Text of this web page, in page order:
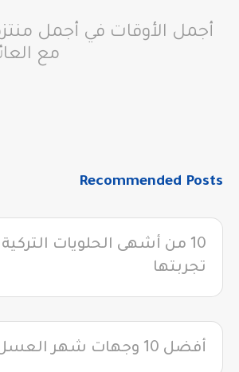
أجمل الأوقات في أجمل
مع
Recommended Posts
10 من أشهى الحلويات
تجربتها
أفضل 10 وجهات شهر العسل في تركيا